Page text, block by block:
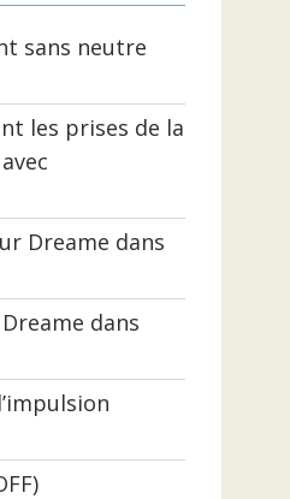
sans neutre
les prises de la
Dreame dans
dans